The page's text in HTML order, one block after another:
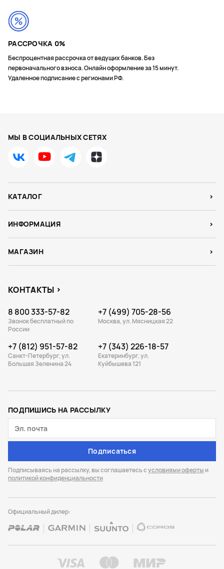
РАССРОЧКА 0%
Беспроцентная рассрочка от ведущих банков. Без
первоначального взноса. Онлайн оформление за 15 минут.
Удаленное подписание с регионами РФ.
МЫ В СОЦИАЛЬНЫХ СЕТЯХ
КАТАЛОГ
ИНФОРМАЦИЯ
МАГАЗИН
КОНТАКТЫ
8 800 333-57-82
Звонок бесплатный по
России
+7 (499) 705-28-56
Москва, ул. Мясницкая 22
+7 (812) 951-57-82
Санкт-Петербург, ул.
Большая Зеленина 24
+7 (343) 226-18-57
Екатеринбург, ул.
Куйбышева 121
ПОДПИШИСЬ НА РАССЫЛКУ
Подписаться
Подписываясь на рассылку, вы соглашаетесь сусловиями оферты и
политикой конфиденциальности
Официальный дилер: